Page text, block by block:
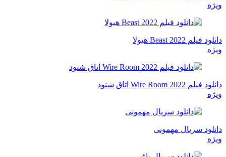
ویژه
دانلود فیلم Beast 2022 هیولا
ویژه
دانلود فیلم Wire Room 2022 اتاق شنود
ویژه
دانلود سریال مهمونی
ویژه